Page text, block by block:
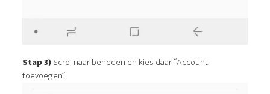
Stap 3)Scrol naar beneden en kies daar “Account
toevoegen”.